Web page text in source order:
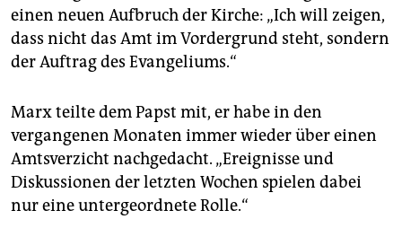
einen neuen Aufbruch der Kirche: „Ich will zeigen,
dass nicht das Amt im Vordergrund steht, sondern
der Auftrag des Evangeliums.“
Marx teilte dem Papst mit, er habe in den
vergangenen Monaten immer wieder über einen
Amtsverzicht nachgedacht. „Ereignisse und
Diskussionen der letzten Wochen spielen dabei
nur eine untergeordnete Rolle.“